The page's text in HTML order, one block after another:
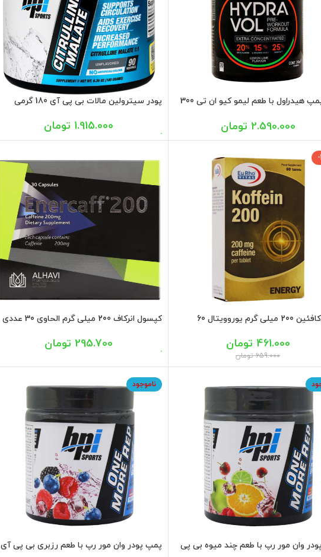
پودر پمپ هیدراول با طعم لیمو کیو ان تی 300
2.590.000 تومان
پودر سیترولین مالات بی پی آی 180 گرمی
1.915.000 تومان
قرص کافئین 200 میلی گرم یوروویتال 60
659.000 تومان
461.000 تومان
کپسول انرکاف 200 میلی گرم الحاوی 30 عددی
295.700 تومان
وان مور رپ با طعم چند میوه بی پی
ناموجود
پمپ پودر وان مور رپ با طعم رزبری بی پی آی